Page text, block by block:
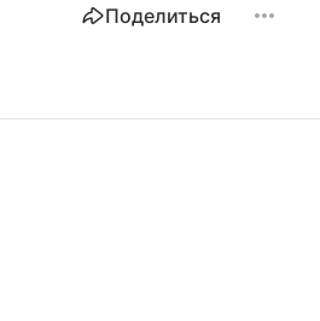
Поделиться